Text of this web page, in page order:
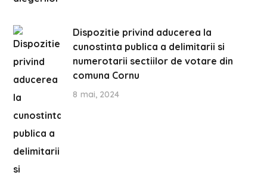
Dispozitie privind aducerea la
cunostinta publica a delimitarii si
numerotarii sectiilor de votare din
comuna Cornu
8 mai, 2024